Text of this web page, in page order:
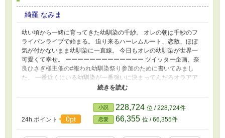
綺羅 なみま
幼い頃から一緒に育ってきた幼馴染の千紗。 オレの朝は千紗のフ
ライパンライブで始まる。 迫り来るハーレムルート、恋敵、ほぼ
気が付かないまま幼馴染に一直線。 今日もオレの幼馴染が世界一
可愛くて幸せ。 ーーーーーーーーーーーーー ツイッター企画、奈
良ひさぎ様主催の#報われ幼馴染祭り参加のために書いてみまし
た。 一番近くにいる幼馴染が一番強いに決まってんだろオラアア
アというはっぴーな気持ちです。 小説家になろうと、ツイッター
に一部掲載中です。
24h.ポイント 0pt
小説 228,724 位 / 228,724件
恋愛 66,355 位 / 66,355件